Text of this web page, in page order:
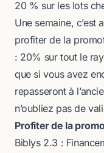
20 % sur les lots
Une semaine, c’est
profiter de la
: 20% sur tout le
que si vous avez
repasseront à
n’oubliez pas de
Profiter de la
Biblys 2.3 :